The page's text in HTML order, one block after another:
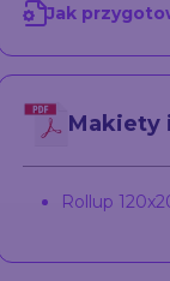
reklamowy
100x200
cm
Jak
Makiety
Rollup